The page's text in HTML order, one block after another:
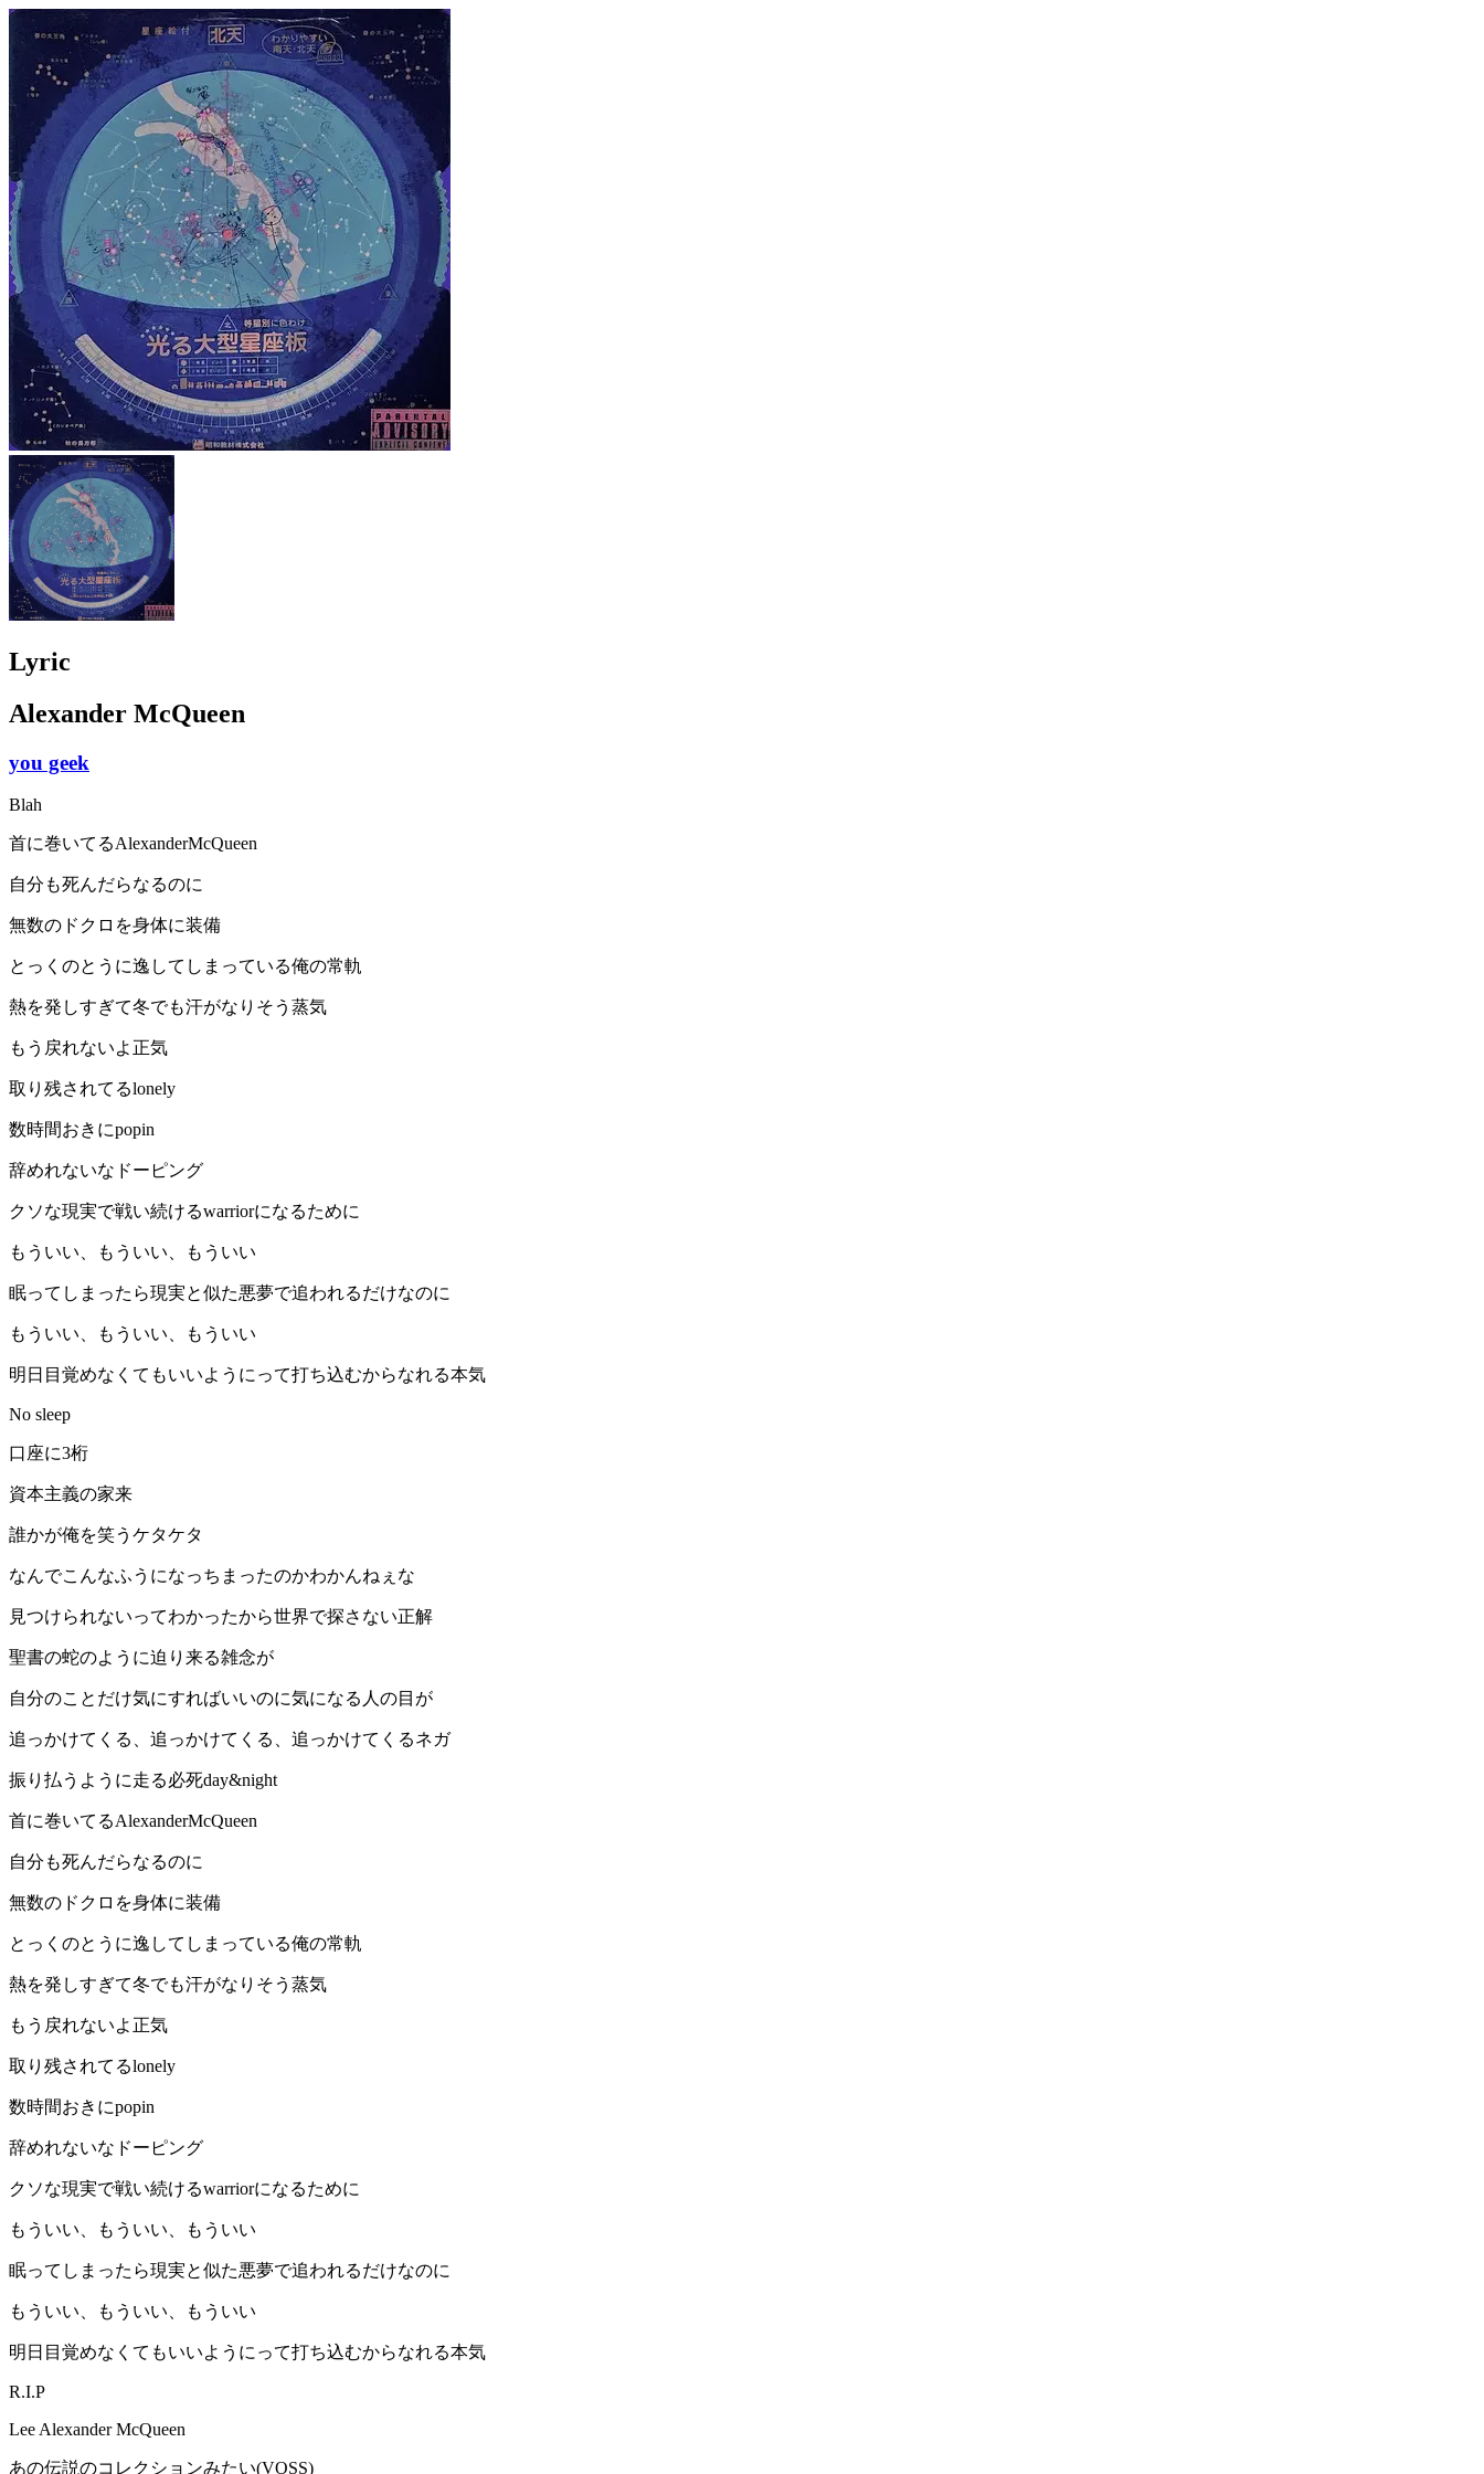
Lyric
Alexander McQueen
you geek
Blah
首に巻いてるAlexanderMcQueen
自分も死んだらなるのに
無数のドクロを身体に装備
とっくのとうに逸してしまっている俺の常軌
熱を発しすぎて冬でも汗がなりそう蒸気
もう戻れないよ正気
取り残されてるlonely
数時間おきにpopin
辞めれないなドーピング
クソな現実で戦い続けるwarriorになるために
もういい、もういい、もういい
眠ってしまったら現実と似た悪夢で追われるだけなのに
もういい、もういい、もういい
明日目覚めなくてもいいようにって打ち込むからなれる本気
No sleep
口座に3桁
資本主義の家来
誰かが俺を笑うケタケタ
なんでこんなふうになっちまったのかわかんねぇな
見つけられないってわかったから世界で探さない正解
聖書の蛇のように迫り来る雑念が
自分のことだけ気にすればいいのに気になる人の目が
追っかけてくる、追っかけてくる、追っかけてくるネガ
振り払うように走る必死day&night
首に巻いてるAlexanderMcQueen
自分も死んだらなるのに
無数のドクロを身体に装備
とっくのとうに逸してしまっている俺の常軌
熱を発しすぎて冬でも汗がなりそう蒸気
もう戻れないよ正気
取り残されてるlonely
数時間おきにpopin
辞めれないなドーピング
クソな現実で戦い続けるwarriorになるために
もういい、もういい、もういい
眠ってしまったら現実と似た悪夢で追われるだけなのに
もういい、もういい、もういい
明日目覚めなくてもいいようにって打ち込むからなれる本気
R.I.P
Lee Alexander McQueen
あの伝説のコレクションみたい(VOSS)